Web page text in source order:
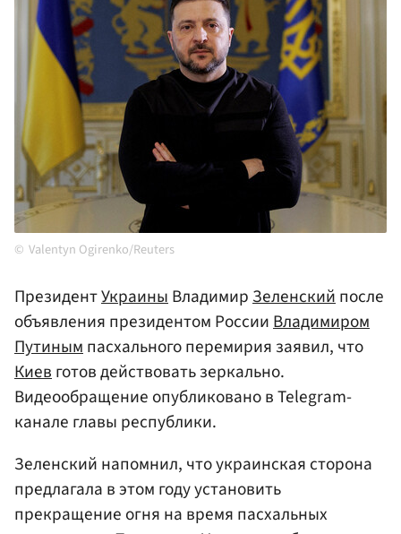
Valentyn Ogirenko/Reuters
ПрезидентУкраиныВладимирЗеленскийпосле
объявления президентом РоссииВладимиром
Путинымпасхального перемирия заявил, что
Киевготов действовать зеркально.
Видеообращение опубликовано в Telegram-
канале главы республики.
Зеленский напомнил, что украинская сторона
предлагала в этом году установить
прекращение огня на время пасхальных